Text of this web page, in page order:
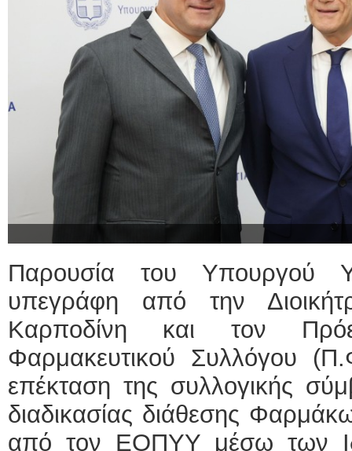
Παρουσία του Υπουργού
υπεγράφη από την
Καρποδίνη και τον
Φαρμακευτικού Συλλόγου
επέκταση της συλλογικής
διαδικασίας διάθεσης
από τον ΕΟΠΥΥ μέσω των